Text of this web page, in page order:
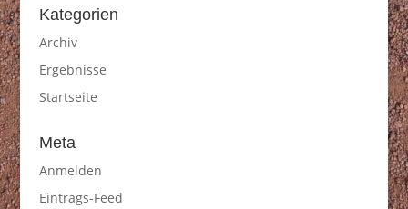
Kategorien
Archiv
Ergebnisse
Startseite
Meta
Anmelden
Eintrags-Feed